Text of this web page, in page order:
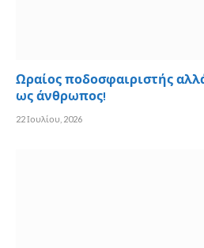
Ωραίος ποδοσφαιριστής
ως άνθρωπος!
22 Ιουλίου, 2026